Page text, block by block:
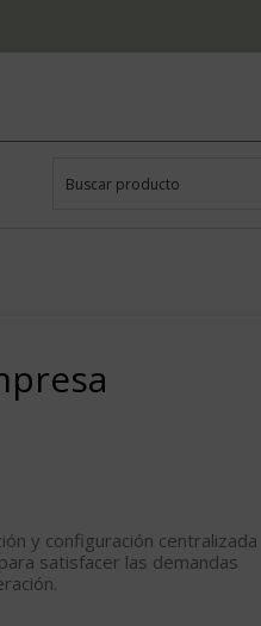
y configuración centralizada
satisfacer las demandas